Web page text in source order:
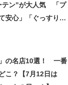
テン”が大人気 「プ
安心」「ぐっすり眠
の名店10選！ 一番
こ？【7月12日は